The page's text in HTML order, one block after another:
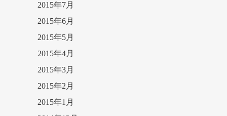
2015年7月
2015年6月
2015年5月
2015年4月
2015年3月
2015年2月
2015年1月